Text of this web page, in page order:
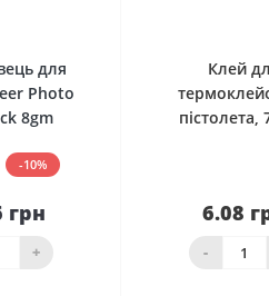
для
Photo
8gm
-10%
грн
+
До
Клей
пістолета,
6.08
-
Нема в